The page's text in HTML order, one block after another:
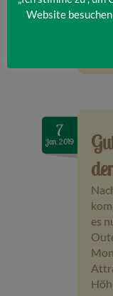
7
Jan..2019
es
Website besuchen